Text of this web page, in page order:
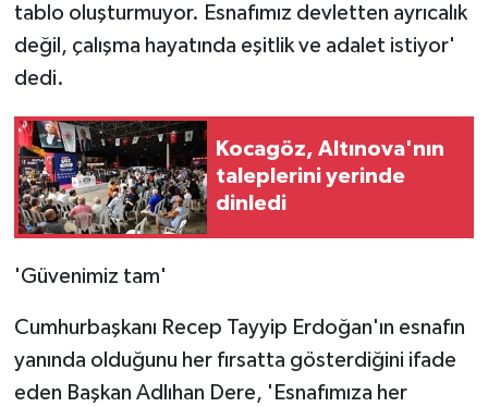
tablo oluşturmuyor. Esnafımız devletten ayrıcalık
değil, çalışma hayatında eşitlik ve adalet istiyor'
dedi.
Kocagöz, Altınova'nın
taleplerini yerinde
dinledi
'Güvenimiz tam'
Cumhurbaşkanı Recep Tayyip Erdoğan'ın esnafın
yanında olduğunu her fırsatta gösterdiğini ifade
eden Başkan Adlıhan Dere, 'Esnafımıza her